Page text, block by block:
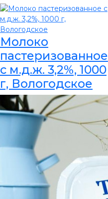
Молоко
пастеризованное
с м.д.ж. 3,2%, 1000
г, Вологодское